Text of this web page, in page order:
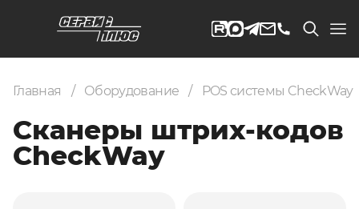
Главная Оборудование POS системы CheckWay
Сканеры штрих-кодов
CheckWay